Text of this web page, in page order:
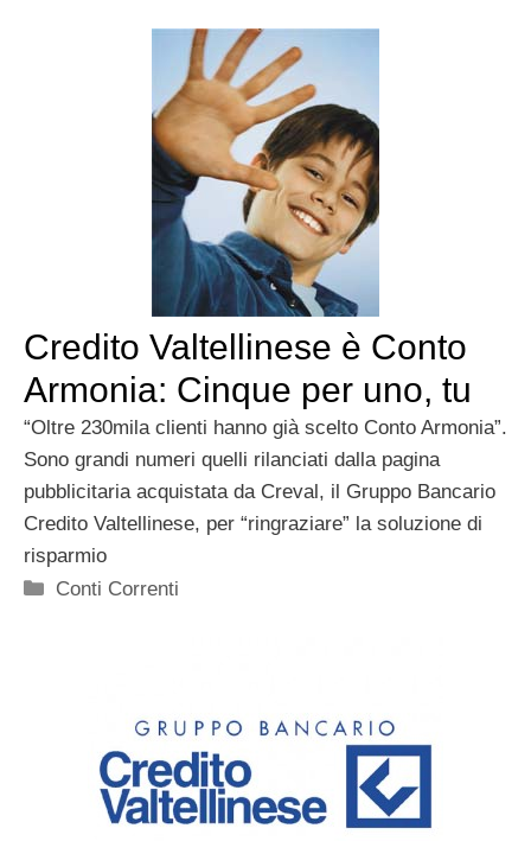
Credito Valtellinese è Conto
Armonia: Cinque per uno, tu
“Oltre 230mila clienti hanno già scelto Conto Armonia”.
Sono grandi numeri quelli rilanciati dalla pagina
pubblicitaria acquistata da Creval, il Gruppo Bancario
Credito Valtellinese, per “ringraziare” la soluzione di
risparmio
Categorie
Conti Correnti